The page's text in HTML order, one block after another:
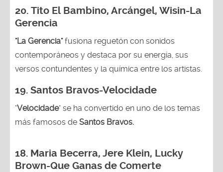
20. Tito El Bambino, Arcángel, Wisin-La
Gerencia
"La Gerencia"fusiona reguetón con sonidos
contemporáneos y destaca por su energía, sus
versos contundentes y la química entre los artistas.
19. Santos Bravos-Velocidade
"Velocidade" se ha convertido en uno de los temas
más famosos de Santos Bravos.
18. Maria Becerra, Jere Klein, Lucky
Brown-Que Ganas de Comerte